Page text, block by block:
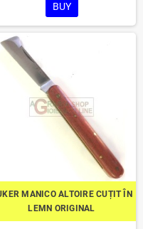
BUY
MANICO ALTOIRE CUȚIT ÎN
LEMN ORIGINAL